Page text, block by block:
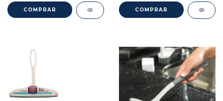
COMPRAR